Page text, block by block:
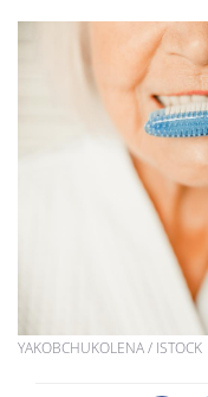
YAKOBCHUKOLENA / ISTOCK